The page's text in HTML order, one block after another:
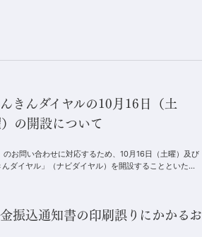
きんダイヤルの10月16日（土
の開設について
お問い合わせに対応するため、10月16日（土曜）及び
ダイヤル」（ナビダイヤル）を開設することといたし
振込通知書の印刷誤りにかかるお